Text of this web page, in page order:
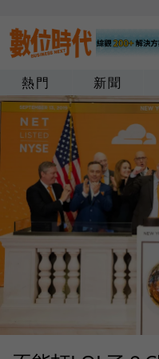
熱門 新聞